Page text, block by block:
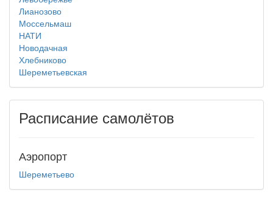
Лианозово
Моссельмаш
НАТИ
Новодачная
Хлебниково
Шереметьевская
Расписание самолётов
Аэропорт
Шереметьево